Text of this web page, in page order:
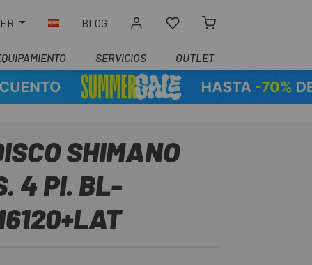
BLOG
SERVICIOS OUTLET
SHIMANO
4 PI. BL-